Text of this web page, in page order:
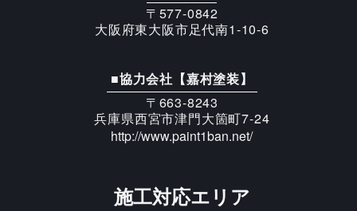
〒577-0842
大阪府東大阪市足代南1-10-6
■協力会社【嘉村塗装】
〒663-8243
兵庫県西宮市津門大箇町7-24
http://www.paint1ban.net/
施工対応エリア